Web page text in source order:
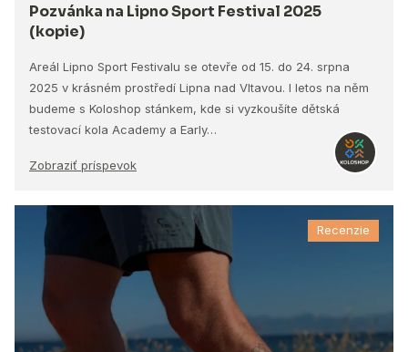
Pozvánka na Lipno Sport Festival 2025
(kopie)
Areál Lipno Sport Festivalu se otevře od 15. do 24. srpna
2025 v krásném prostředí Lipna nad Vltavou. I letos na něm
budeme s Koloshop stánkem, kde si vyzkoušíte dětská
testovací kola Academy a Early…
Zobraziť príspevok
Recenzie